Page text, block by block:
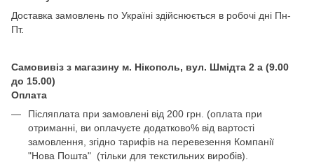
Доставка замовлень по Україні здійснюється в робочі дні Пн-
Пт.
Самовивіз з магазину м. Нікополь, вул. Шмідта 2 а (9.00
до 15.00)
Оплата
Післяплата при замовлені від 200 грн. (оплата при
отриманні, ви оплачуєте додатково% від вартості
замовлення, згідно тарифів на перевезення Компанії
"Нова Пошта" (тільки для текстильних виробів).